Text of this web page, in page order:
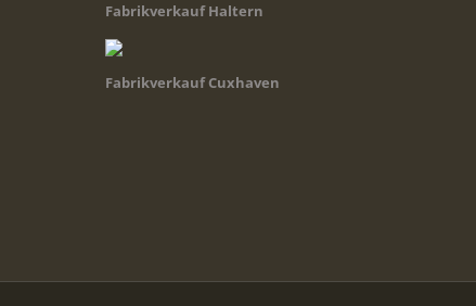
Fabrikverkauf Haltern
Fabrikverkauf Cuxhaven